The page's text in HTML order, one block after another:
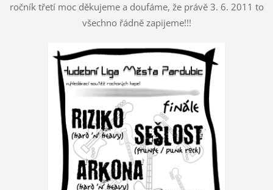
ročník třetí moc děkujeme a doufáme, že právě 3. 6. 2011 to
všechno řádně zapijeme!!!